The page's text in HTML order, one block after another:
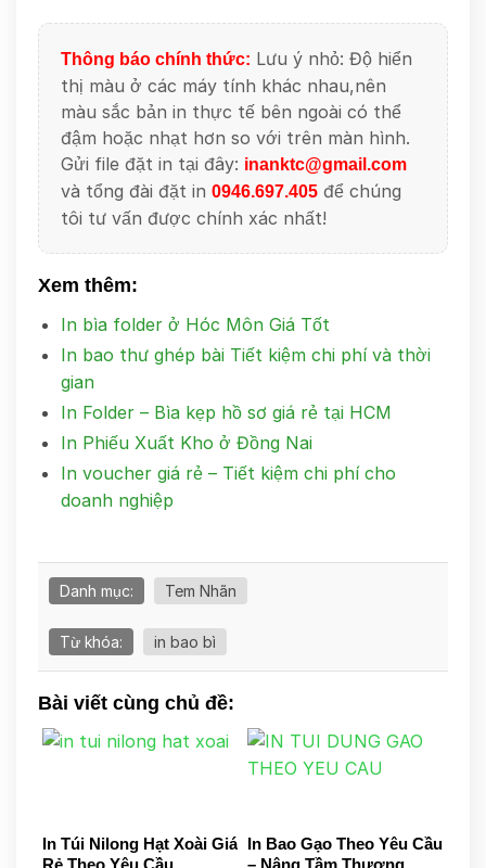
Thông báo chính thức: Lưu ý nhỏ: Độ hiển
thị màu ở các máy tính khác nhau,nên
màu sắc bản in thực tế bên ngoài có thể
đậm hoặc nhạt hơn so với trên màn hình.
Gửi file đặt in tại đây: inanktc@gmail.com
và tổng đài đặt in 0946.697.405 để chúng
tôi tư vấn được chính xác nhất!
Xem thêm:
In bìa folder ở Hóc Môn Giá Tốt
In bao thư ghép bài Tiết kiệm chi phí và thời
gian
In Folder – Bìa kẹp hồ sơ giá rẻ tại HCM
In Phiếu Xuất Kho ở Đồng Nai
In voucher giá rẻ – Tiết kiệm chi phí cho
doanh nghiệp
Danh mục: Tem Nhãn
Từ khóa: in bao bì
Bài viết cùng chủ đề:
In Túi Nilong Hạt Xoài Giá In Bao Gạo Theo Yêu Cầu